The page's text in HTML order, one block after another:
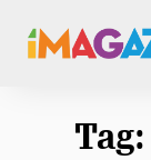
Tag: